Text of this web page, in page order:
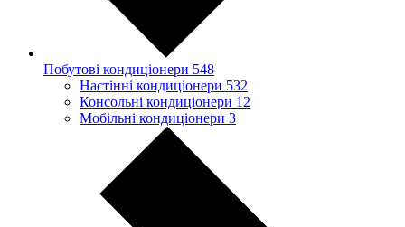
Побутові кондиціонери 548
Настінні кондиціонери 532
Консольні кондиціонери 12
Мобільні кондиціонери 3